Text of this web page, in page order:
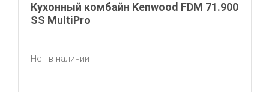
Кухонный комбайн Kenwood FDM 71.900
SS MultiPro
Нет в наличии